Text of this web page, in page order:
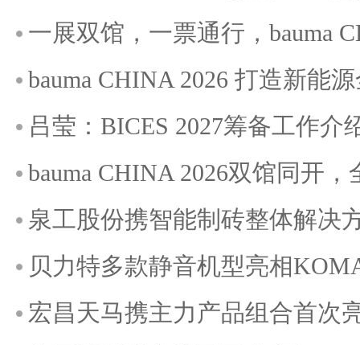
一展双馆，一票通行，bauma
bauma CHINA 2026 打造新能
吕莹：BICES 2027筹备工作介
bauma CHINA 2026双馆同开
泉工股份携智能制砖整体解决
贝力特多款静音机型亮相
宏昌天马携主力产品组合首次